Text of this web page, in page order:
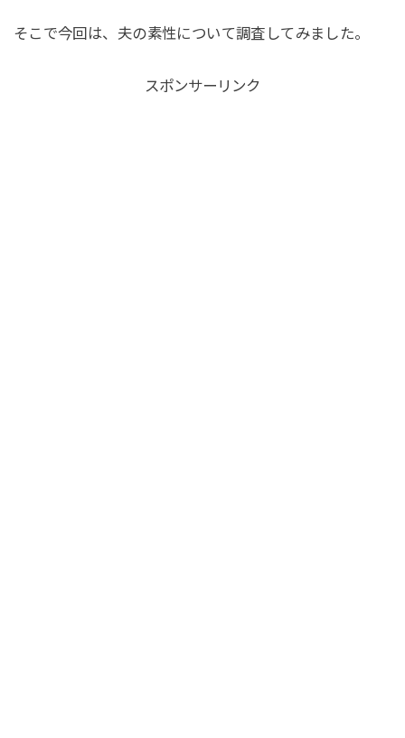
そこで今回は、夫の素性について調査してみました。
スポンサーリンク